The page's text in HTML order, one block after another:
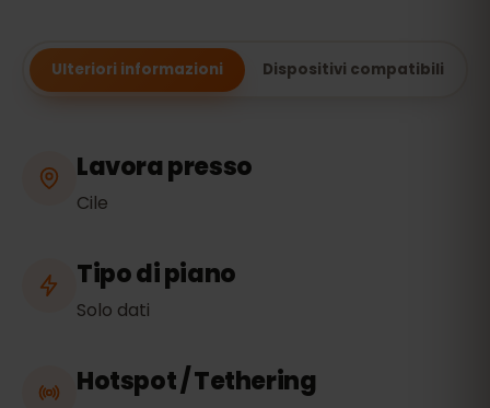
Ulteriori informazioni Dispositivi compatibili
Lavora presso
Cile
Tipo di piano
Solo dati
Hotspot / Tethering